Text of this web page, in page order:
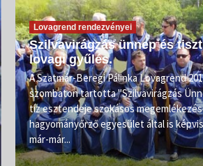
Lovagrend rendezvényei
Szilvavirágzás ünnep és
lovagi gyűlés.
A Szatmár-Beregi Pálinka Lovagrend
szombaton tartotta "Szilvavirágzás
tíz esztendeje szokásos
hagyományőrző egyesület által is
már-már...